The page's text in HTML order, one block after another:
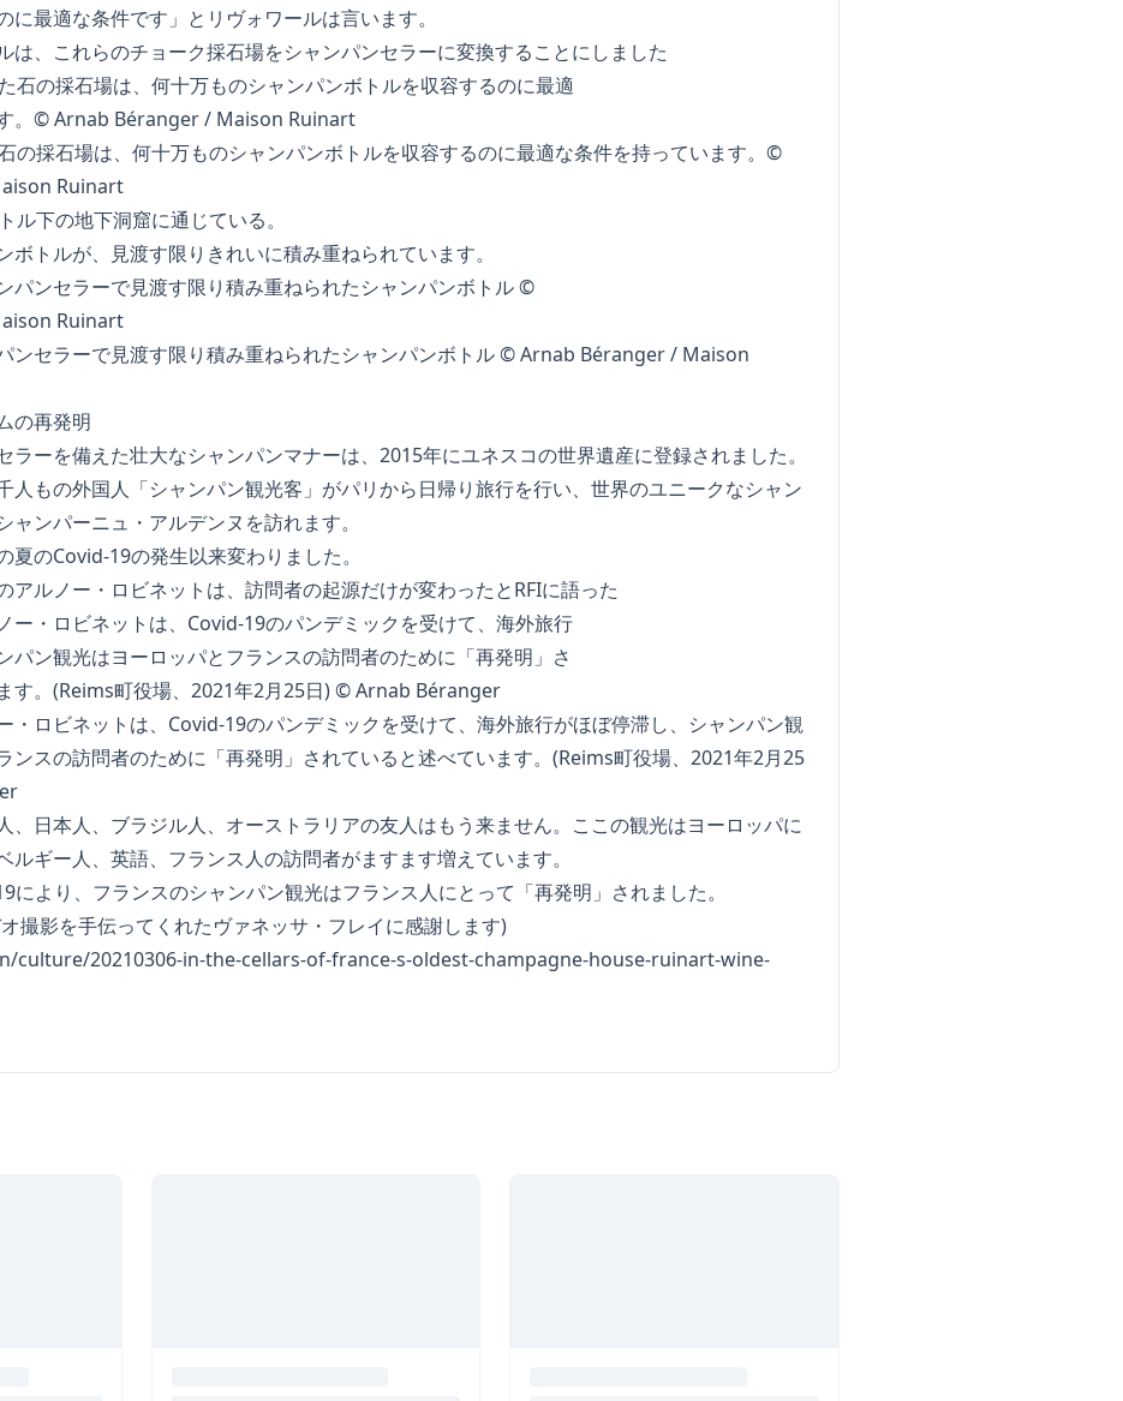
に最適な条件です」とリヴォワールは言います。
は、これらのチョーク採石場をシャンパンセラーに変換することにしました
の採石場は、何十万ものシャンパンボトルを収容するのに最適な条件を持っています。©
Ruinart
ル下の地下洞窟に通じている。
ボトルが、見渡す限りきれいに積み重ねられています。
ンセラーで見渡す限り積み重ねられたシャンパンボトル © Arnab Béranger / Maison
の再発明
ラーを備えた壮大なシャンパンマナーは、2015年にユネスコの世界遺産に登録されました。
人もの外国人「シャンパン観光客」がパリから日帰り旅行を行い、世界のユニークなシャン
ャンパーニュ・アルデンヌを訪れます。
夏のCovid-19の発生以来変わりました。
アルノー・ロビネットは、訪問者の起源だけが変わったとRFIに語った
・ロビネットは、Covid-19のパンデミックを受けて、海外旅行がほぼ停滞し、シャンパン観
ンスの訪問者のために「再発明」されていると述べています。(Reims町役場、2021年2月25
、日本人、ブラジル人、オーストラリアの友人はもう来ません。ここの観光はヨーロッパに
ルギー人、英語、フランス人の訪問者がますます増えています。
により、フランスのシャンパン観光はフランス人にとって「再発明」されました。
撮影を手伝ってくれたヴァネッサ・フレイに感謝します)
20210306-in-the-cellars-of-france-s-oldest-champagne-house-ruinart-wine-